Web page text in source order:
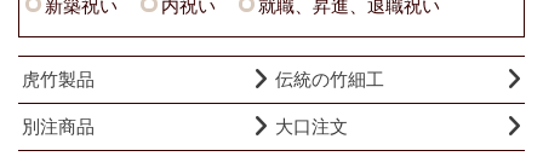
新築祝い
内祝い 就職、昇進、退職祝い
虎竹製品 伝統の竹細工
別注商品 大口注文